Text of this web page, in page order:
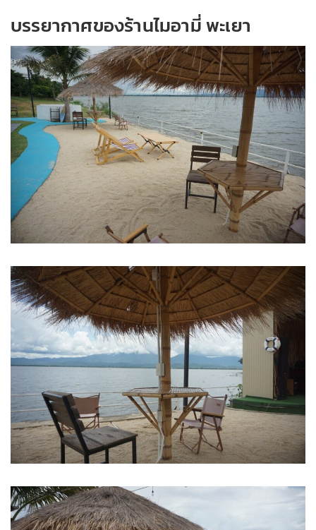
บรรยากาศของร้านไมอามี่ พะเยา